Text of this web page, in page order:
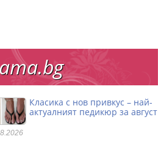
Класика с нов привкус – най-
актуалният педикюр за август